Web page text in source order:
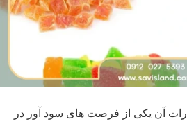
آن یکی از فرصت ‌های سود آور در